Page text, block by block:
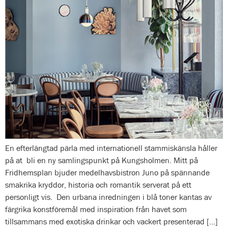
En efterlängtad pärla med internationell stammiskänsla håller
på at bli en ny samlingspunkt på Kungsholmen. Mitt på
Fridhemsplan bjuder medelhavsbistron Juno på spännande
smakrika kryddor, historia och romantik serverat på ett
personligt vis. Den urbana inredningen i blå toner kantas av
färgrika konstföremål med inspiration från havet som
tillsammans med exotiska drinkar och vackert presenterad […]